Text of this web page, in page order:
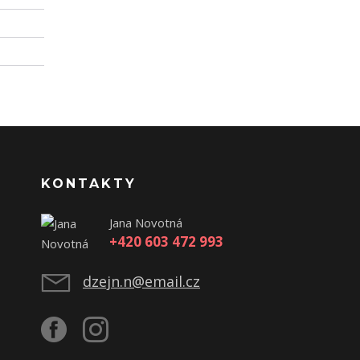
KONTAKTY
Jana Novotná
+420 603 472 993
dzejn.n@email.cz